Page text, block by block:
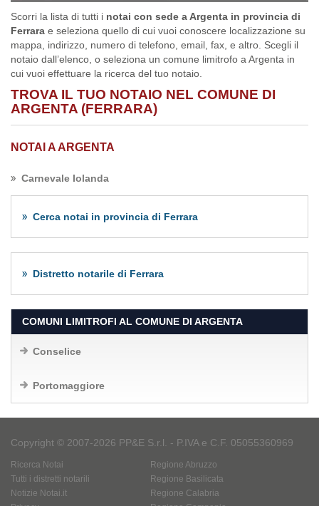
Scorri la lista di tutti i notai con sede a Argenta in provincia di
Ferrara e seleziona quello di cui vuoi conoscere localizzazione su
mappa, indirizzo, numero di telefono, email, fax, e altro. Scegli il
notaio dall’elenco, o seleziona un comune limitrofo a Argenta in
cui vuoi effettuare la ricerca del tuo notaio.
TROVA IL TUO NOTAIO NEL COMUNE DI
ARGENTA (FERRARA)
NOTAI A ARGENTA
Carnevale Iolanda
Cerca notai in provincia di Ferrara
Distretto notarile di Ferrara
COMUNI LIMITROFI AL COMUNE DI ARGENTA
Conselice
Portomaggiore
Copyright © 2007-2026 PP&E S.r.l. - P.IVA e C.F. 05055360969
Ricerca Notai
Tutti i distretti notarili
Notizie Notai.it
Regione Abruzzo
Regione Basilicata
Regione Calabria